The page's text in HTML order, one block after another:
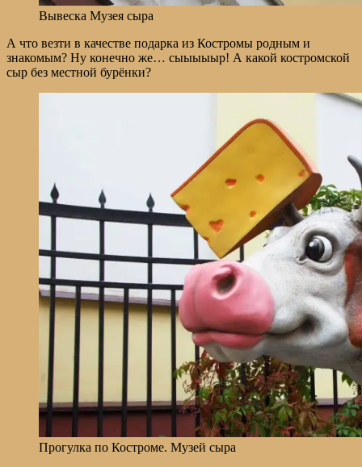
Вывеска Музея сыра
А что везти в качестве подарка из Костромы родным и
знакомым? Ну конечно же… сыыыыыр! А какой костромской
сыр без местной бурёнки?
Прогулка по Костроме. Музей сыра